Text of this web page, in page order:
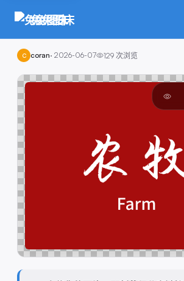
兔兔图床
C coran· 2026-06-07 129 次浏览